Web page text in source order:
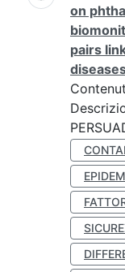
on
pairs